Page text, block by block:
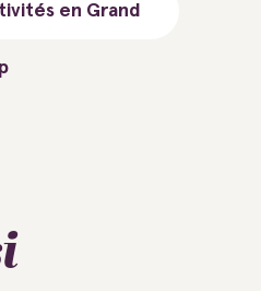
en Grand